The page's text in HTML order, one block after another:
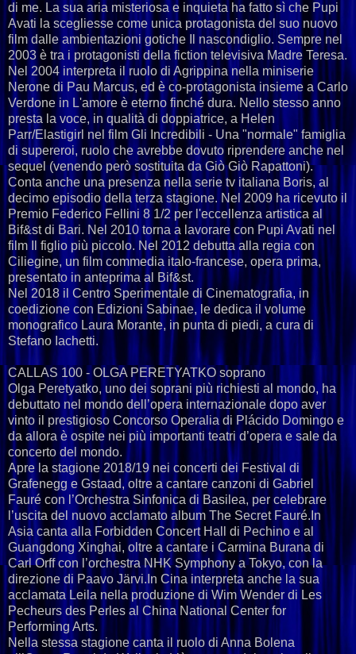
di me. La sua aria misteriosa e inquieta ha fatto sì che Pupi
Avati la scegliesse come unica protagonista del suo nuovo
film dalle ambientazioni gotiche Il nascondiglio. Sempre nel
2003 è tra i protagonisti della fiction televisiva Madre Teresa.
Nel 2004 interpreta il ruolo di Agrippina nella miniserie
Nerone di Pau Marcus, ed è co-protagonista insieme a Carlo
Verdone in L'amore è eterno finché dura. Nello stesso anno
presta la voce, in qualità di doppiatrice, a Helen
Parr/Elastigirl nel film Gli Incredibili - Una "normale" famiglia
di supereroi, ruolo che avrebbe dovuto riprendere anche nel
sequel (venendo però sostituita da Giò Giò Rapattoni).
Conta anche una presenza nella serie tv italiana Boris, al
decimo episodio della terza stagione. Nel 2009 ha ricevuto il
Premio Federico Fellini 8 1/2 per l'eccellenza artistica al
Bif&st di Bari. Nel 2010 torna a lavorare con Pupi Avati nel
film Il figlio più piccolo. Nel 2012 debutta alla regia con
Ciliegine, un film commedia italo-francese, opera prima,
presentato in anteprima al Bif&st.
Nel 2018 il Centro Sperimentale di Cinematografia, in
coedizione con Edizioni Sabinae, le dedica il volume
monografico Laura Morante, in punta di piedi, a cura di
Stefano Iachetti.
CALLAS 100 - OLGA PERETYATKO soprano
Olga Peretyatko, uno dei soprani più richiesti al mondo, ha
debuttato nel mondo dell’opera internazionale dopo aver
vinto il prestigioso Concorso Operalia di Plácido Domingo e
da allora è ospite nei più importanti teatri d’opera e sale da
concerto del mondo.
Apre la stagione 2018/19 nei concerti dei Festival di
Grafenegg e Gstaad, oltre a cantare canzoni di Gabriel
Fauré con l’Orchestra Sinfonica di Basilea, per celebrare
l’uscita del nuovo acclamato album The Secret Fauré.In
Asia canta alla Forbidden Concert Hall di Pechino e al
Guangdong Xinghai, oltre a cantare i Carmina Burana di
Carl Orff con l’orchestra NHK Symphony a Tokyo, con la
direzione di Paavo Järvi.In Cina interpreta anche la sua
acclamata Leila nella produzione di Wim Wender di Les
Pecheurs des Perles al China National Center for
Performing Arts.
Nella stessa stagione canta il ruolo di Anna Bolena